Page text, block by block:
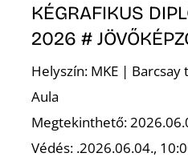
KÉGRAFIKUS
2026 #
Helyszín: MKE | Barcsay
Aula
Megtekinthető:
Védés: .2026.06.04.,